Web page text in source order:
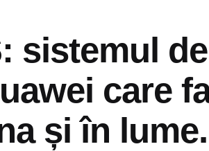
sistemul de
care
și în lume.